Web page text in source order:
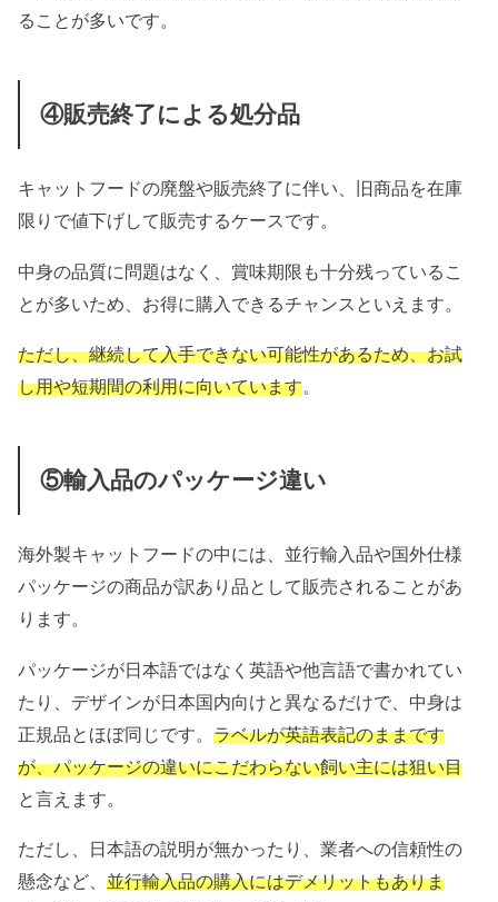
ることが多いです。
④販売終了による処分品
キャットフードの廃盤や販売終了に伴い、旧商品を在庫
限りで値下げして販売するケースです。
中身の品質に問題はなく、賞味期限も十分残っているこ
とが多いため、お得に購入できるチャンスといえます。
ただし、継続して入手できない可能性があるため、お試
し用や短期間の利用に向いています。
⑤輸入品のパッケージ違い
海外製キャットフードの中には、並行輸入品や国外仕様
パッケージの商品が訳あり品として販売されることがあ
ります。
パッケージが日本語ではなく英語や他言語で書かれてい
たり、デザインが日本国内向けと異なるだけで、中身は
正規品とほぼ同じです。ラベルが英語表記のままです
が、パッケージの違いにこだわらない飼い主には狙い目
と言えます。
ただし、日本語の説明が無かったり、業者への信頼性の
懸念など、並行輸入品の購入にはデメリットもありま